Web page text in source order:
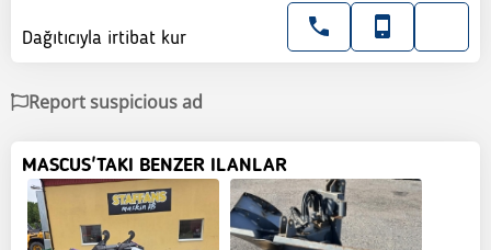
Dağıtıcıyla irtibat kur
Report suspicious ad
MASCUS'TAKI BENZER ILANLAR